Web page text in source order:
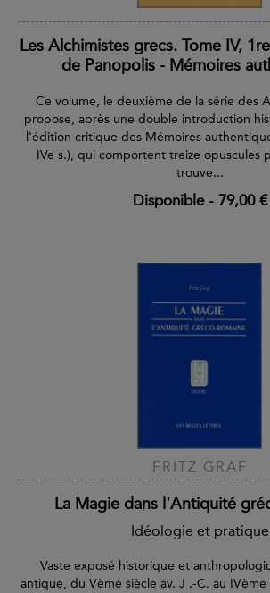
Les Alchimistes grecs. Tome IV,
de Panopolis - Mémoires
Ce volume, le deuxième de la série des
propose, après une double introduction
l'édition critique des Mémoires
IVe s.), qui comportent treize opuscules
trouve...
Disponible- 79,00 €
FRITZ GRAF
La Magie dans l'Antiquité
Idéologie et pratique
Vaste exposé historique et
antique, du Vème siècle av. J .-C. au